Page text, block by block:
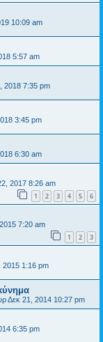
10:09 am
5:57 am
2018 7:35 pm
3:45 pm
6:30 am
2017 8:26 am
1 2 3 4 5 6
7:20 am
1 2 3
1:16 pm
Δεκ 21, 2014 10:27 pm
6:35 pm